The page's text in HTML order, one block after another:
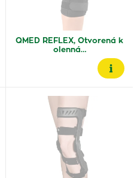
QMED REFLEX, Otvorená k
olenná…